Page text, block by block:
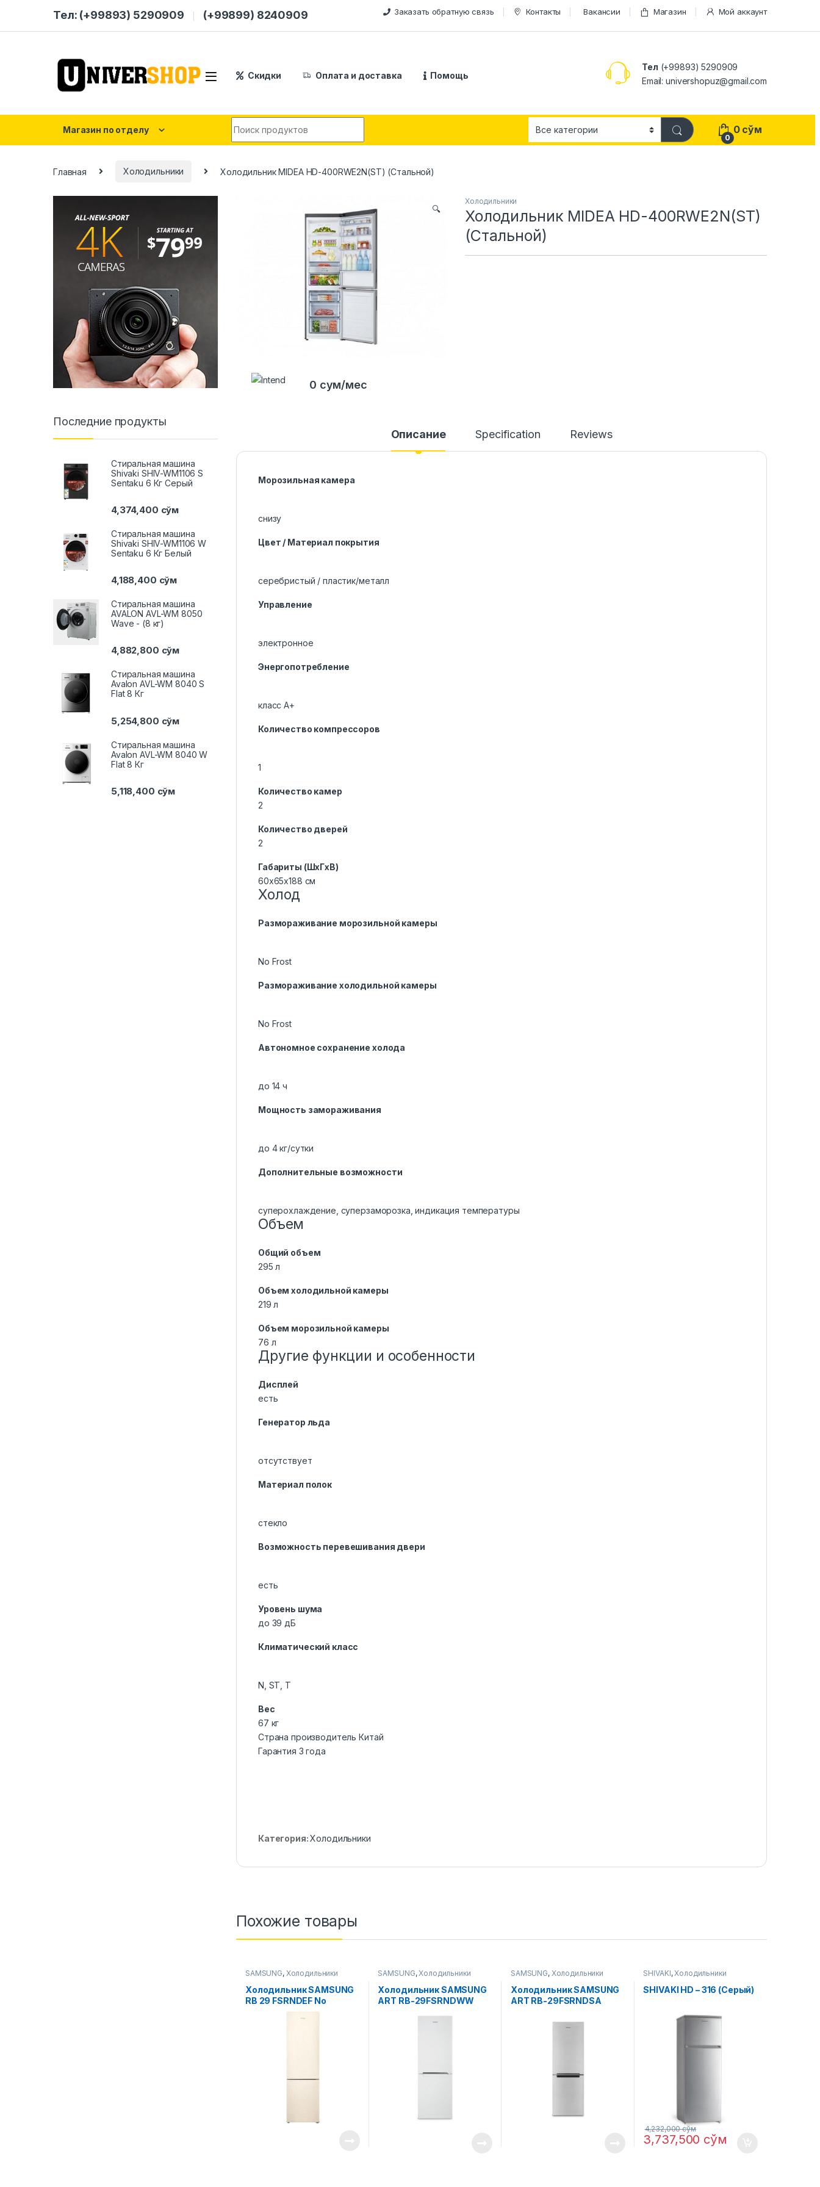
Тел: (+99893) 5290909 (+99899) 8240909 Заказать обратную связь Контакты Вакансии Магазин Мой аккаунт
Скидки Оплата и доставка Помощь
Тел (+99893) 5290909
Email: univershopuz@gmail.com
Магазин по отделу
0
0 сўм
Главная Холодильники Холодильник MIDEA HD-400RWE2N(ST) (Стальной)
🔍
Холодильники
Холодильник MIDEA HD-400RWE2N(ST)
(Стальной)
0 сум/мес
Описание Specification Reviews
Морозильная камера
снизу
Цвет / Материал покрытия
серебристый / пластик/металл
Управление
электронное
Энергопотребление
класс A+
Количество компрессоров
1
Количество камер
2
Количество дверей
2
Габариты (ШxГxВ)
60x65x188 см
Холод
Размораживание морозильной камеры
No Frost
Размораживание холодильной камеры
No Frost
Автономное сохранение холода
до 14 ч
Мощность замораживания
до 4 кг/cутки
Дополнительные возможности
суперохлаждение, суперзаморозка, индикация температуры
Объем
Общий объем
295 л
Объем холодильной камеры
219 л
Объем морозильной камеры
76 л
Другие функции и особенности
Дисплей
есть
Генератор льда
отсутствует
Материал полок
стекло
Возможность перевешивания двери
есть
Уровень шума
до 39 дБ
Климатический класс
N, ST, T
Вес
67 кг
Страна производитель Китай
Гарантия 3 года
Категория:Холодильники
Похожие товары
SAMSUNG, Холодильники
Холодильник SAMSUNG
RB 29 FSRNDEF No
Display/beige
SAMSUNG, Холодильники
Холодильник SAMSUNG
ART RB-29FSRNDWW
SAMSUNG, Холодильники
Холодильник SAMSUNG
ART RB-29FSRNDSA
SHIVAKI, Холодильники
SHIVAKI HD – 316 (Серый)
3,737,500 сўм
4,232,000сўм
Последние продукты
Стиральная машина
Shivaki SHIV-WM1106 S
Sentaku 6 Кг Серый
4,374,400 сўм
Стиральная машина
Shivaki SHIV-WM1106 W
Sentaku 6 Кг Белый
4,188,400 сўм
Стиральная машина
AVALON AVL-WM 8050
Wave - (8 кг)
4,882,800 сўм
Стиральная машина
Avalon AVL-WM 8040 S
Flat 8 Кг
5,254,800 сўм
Стиральная машина
Avalon AVL-WM 8040 W
Flat 8 Кг
5,118,400 сўм